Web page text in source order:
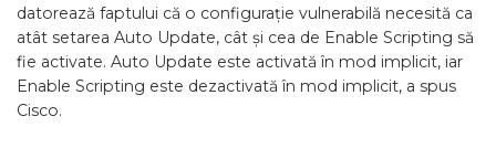
datorează faptului că o configurație vulnerabilă necesită ca
atât setarea Auto Update, cât și cea de Enable Scripting să
fie activate. Auto Update este activată în mod implicit, iar
Enable Scripting este dezactivată în mod implicit, a spus
Cisco.